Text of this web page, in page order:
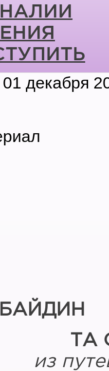
декабря
ТА
из